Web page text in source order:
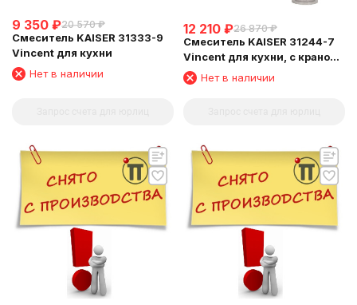
9 350 ₽20 570 ₽
Смеситель KAISER 31333-9
Vincent для кухни
Нет в наличии
12 210 ₽26 870 ₽
Смеситель KAISER 31244-7
Vincent для кухни, с краном
для питьевой воды,
бежевый мрамор
Нет в наличии